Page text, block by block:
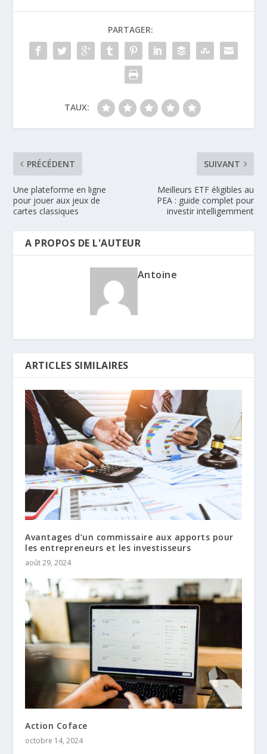
PARTAGER:
TAUX:
PRÉCÉDENT
Une plateforme en ligne
pour jouer aux jeux de
cartes classiques
SUIVANT
Meilleurs ETF éligibles au
PEA : guide complet pour
investir intelligemment
A PROPOS DE L'AUTEUR
Antoine
ARTICLES SIMILAIRES
Avantages d’un commissaire aux apports pour
les entrepreneurs et les investisseurs
août 29, 2024
Action Coface
octobre 14, 2024